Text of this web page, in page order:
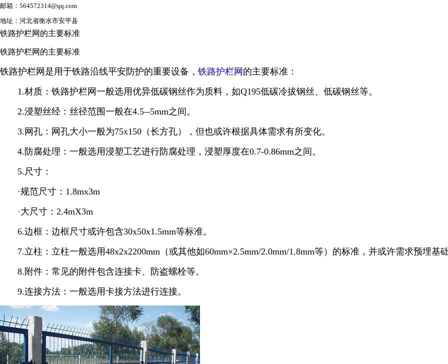
邮箱：564572314@qq.com
地址：河北省衡水市安平县
铁路护栏网的主要标准
铁路护栏网的主要标准
铁路护栏网是用于铁路沿线平安防护的重要设备， 铁路护栏网 的主要标准：
1.材质：铁路护栏网一般选用优异低碳钢丝作为质料，如Q195低碳冷拔钢丝、低碳钢丝等。
2.浸塑丝经：丝径范围一般在4.5--5mm之间。
3.网孔：网孔大小一般为75x150（长方孔），但也或许根据具体需求有所变化。
4.防腐处理：一般选用浸塑工艺进行防腐处理，浸塑厚度在0.7-0.86mm之间。
5.尺寸：
·规范尺寸：1.8mx3m
·大尺寸：2.4mX3m
6.边框：边框尺寸或许包含30x50x1.5mm等标准。
7.立柱：立柱一般选用48x2x2200mm（或其他如60mm×2.5mm/2.0mm/1.8mm等）的标准，并或许需求预埋基础
8.附件：常见的附件包含连接卡、防盗螺栓等。
9.连接方法：一般选用卡接方法进行连接。